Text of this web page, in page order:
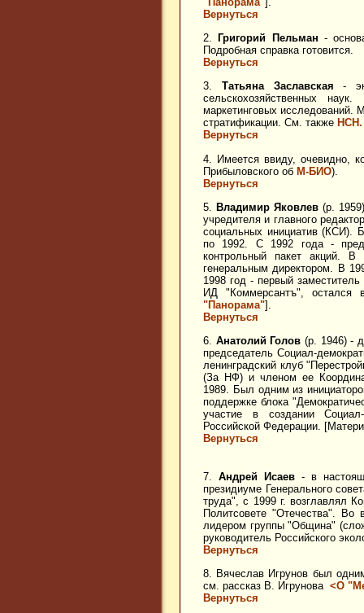
Вернуться
2. Григорий Пельман -
Подробная справка готовится.
Вернуться
3. Татьяна Заславская -
сельскохозяйственных
маркетинговых исследований.
стратификации. См. также НСН.
Вернуться
4. Имеется ввиду, очевидно,
Прибыловского об М-БИО).
Вернуться
5.
Владимир Яковлев(р.
учредителя и главного
социальных инициатив (КСИ).
по 1992. С 1992 года -
контрольный пакет акций.
генеральным директором. В
1998 год - первый
ИД "Коммерсантъ", остался
"Панорама"].
Вернуться
6. Анатолий Голов (р. 1946) -
председатель Социал-
ленинградский клуб
(За НФ) и членом ее
1989. Был одним из
поддержке блока
участие в создании
Российской Федерации.
Вернуться
7.Андрей Исаев - в
президиуме Генерального
труда", с 1999 г. возглавлял
Политсовете "Отечества". Во
лидером группы "Община"
руководитель Российского
Вернуться
8. Вячеслав Игрунов был
см. рассказ В. Игрунова <О
Вернуться